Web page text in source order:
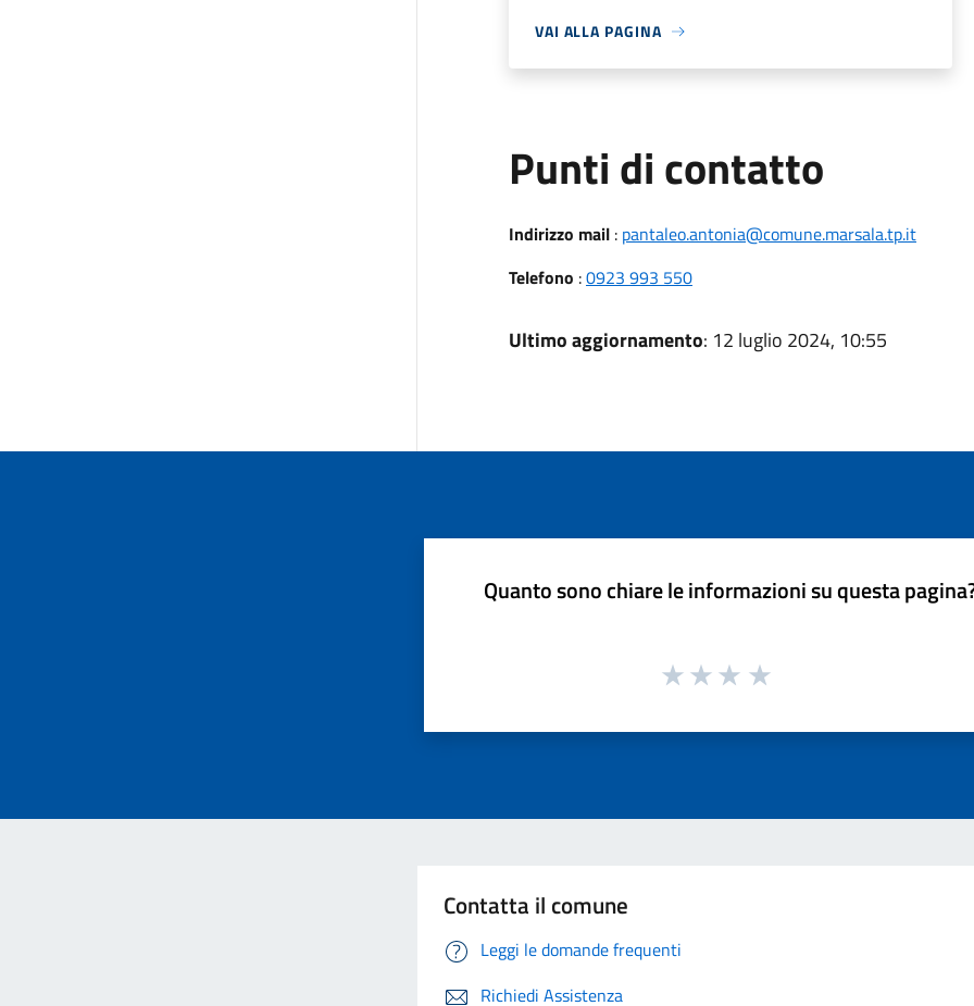
VAI ALLA PAGINA
Punti di contatto
Indirizzo mail: pantaleo.antonia@comune.marsala.tp.it
Telefono :0923 993 550
Ultimo aggiornamento: 12 luglio 2024, 10:55
Quanto sono chiare le informazioni su questa
Contatta il comune
Leggi le domande frequenti
Richiedi Assistenza